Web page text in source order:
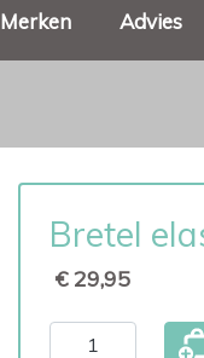
Merken Advies
Bretel
€ 29,95